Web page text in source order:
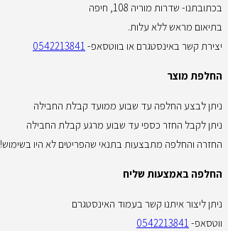
בכתובתנו- שדרות מוריה 108, חיפה
בתיאום מראש ללא עלות.
יצירת קשר באינסטגרם או בווטסאפ- 0542213841
החלפת מוצר
ניתן לבצע החלפה עד שבוע ממועד קבלת החבילה
ניתן לקבל החזר כספי עד שבוע מרגע קבלת החבילה
החזרה והחלפה מתבצעות בתנאי שהפריטים לא היו בשימוש!
החלפה באמצעות שליח
ניתן ליצור איתנו קשר בעמוד האינסטגרם
ווטסאפ- 0542213841